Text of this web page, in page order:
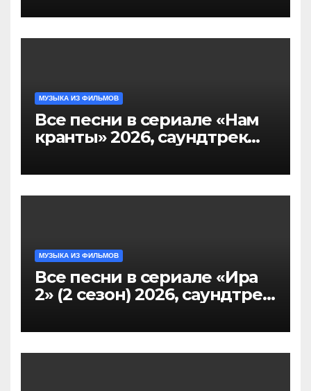
саундтрек слушать
МУЗЫКА ИЗ ФИЛЬМОВ
Все песни в сериале «Нам
кранты» 2026, саундтрек
МУЗЫКА ИЗ ФИЛЬМОВ
Все песни в сериале «Ира
2» (2 сезон) 2026, саундтрек